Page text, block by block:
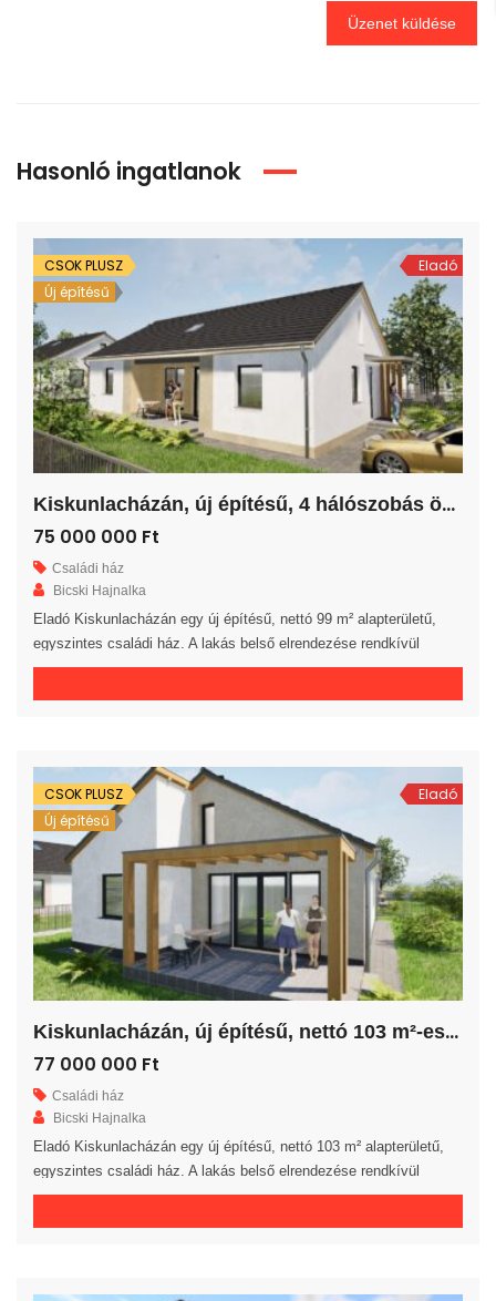
Üzenet küldése
Hasonló ingatlanok
CSOK PLUSZ
Új építésű
Eladó
K
iskunlacházán, új építésű, 4 hálószobás önálló családi ház!
75 000 000 Ft
Családi ház
Bicski Hajnalka
Eladó Kiskunlacházán egy új építésű, nettó 99 m² alapterületű,
egyszintes családi ház. A lakás belső elrendezése rendkívül
praktikus és kényelmes 4 hálószoba, fürdőszoba, külön WC
ingatlan 30-as […]
CSOK PLUSZ
Új építésű
Eladó
K
iskunlacházán, új építésű, nettó 103 m²-es családi ház!
77 000 000 Ft
Családi ház
Bicski Hajnalka
Eladó Kiskunlacházán egy új építésű, nettó 103 m² alapterületű,
egyszintes családi ház. A lakás belső elrendezése rendkívül
praktikus és kényelmes 4 hálószoba, fürdőszoba, külön WC
ingatlan 30-as téglából, […]